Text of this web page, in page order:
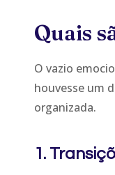
Quais
O vazio
houvesse um
organizada.
1.